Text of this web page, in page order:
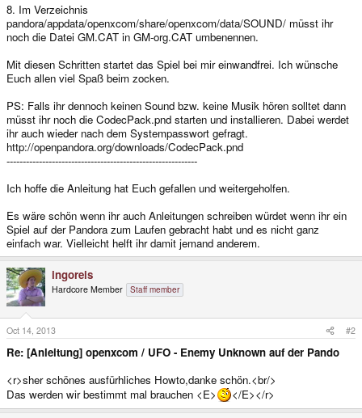
8. Im Verzeichnis
pandora/appdata/openxcom/share/openxcom/data/SOUND/ müsst ihr
noch die Datei GM.CAT in GM-org.CAT umbenennen.
Mit diesen Schritten startet das Spiel bei mir einwandfrei. Ich wünsche
Euch allen viel Spaß beim zocken.
PS: Falls ihr dennoch keinen Sound bzw. keine Musik hören solltet dann
müsst ihr noch die CodecPack.pnd starten und installieren. Dabei werdet
ihr auch wieder nach dem Systempasswort gefragt.
http://openpandora.org/downloads/CodecPack.pnd
-----------------------------------------------------------
Ich hoffe die Anleitung hat Euch gefallen und weitergeholfen.
Es wäre schön wenn ihr auch Anleitungen schreiben würdet wenn ihr ein
Spiel auf der Pandora zum Laufen gebracht habt und es nicht ganz
einfach war. Vielleicht helft ihr damit jemand anderem.
ingoreis
Hardcore Member Staff member
Oct 14, 2013 #2
Re: [Anleitung] openxcom / UFO - Enemy Unknown auf der Pando
<r>sher schönes ausfürhliches Howto,danke schön.<br/>
Das werden wir bestimmt mal brauchen <E>
</E></r>